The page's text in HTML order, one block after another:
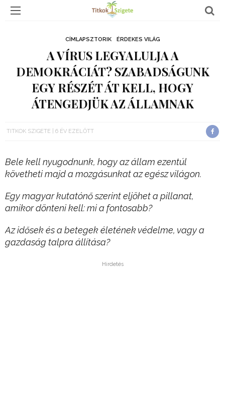
CÍMLAPSZTORIK ÉRDEKES VILÁG
A VÍRUS LEGYALULJA A
DEMOKRÁCIÁT? SZABADSÁGUNK
EGY RÉSZÉT ÁT KELL, HOGY
ÁTENGEDJÜK AZ ÁLLAMNAK
TITKOK SZIGETE 6 ÉV EZELŐTT
Bele kell nyugodnunk, hogy az állam ezentúl
követheti majd a mozgásunkat az egész világon.
Egy magyar kutatónő szerint eljöhet a pillanat,
amikor dönteni kell: mi a fontosabb?
Az idősek és a betegek életének védelme, vagy a
gazdaság talpra állítása?
Hirdetés